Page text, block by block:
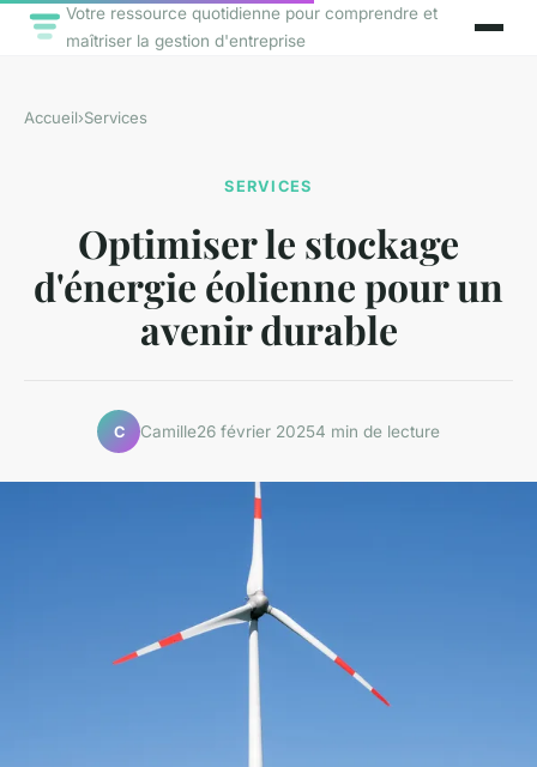
Votre ressource quotidienne pour comprendre et
maîtriser la gestion d'entreprise
Accueil›Services
SERVICES
Optimiser le stockage
d'énergie éolienne pour un
avenir durable
C Camille26 février 20254 min de lecture